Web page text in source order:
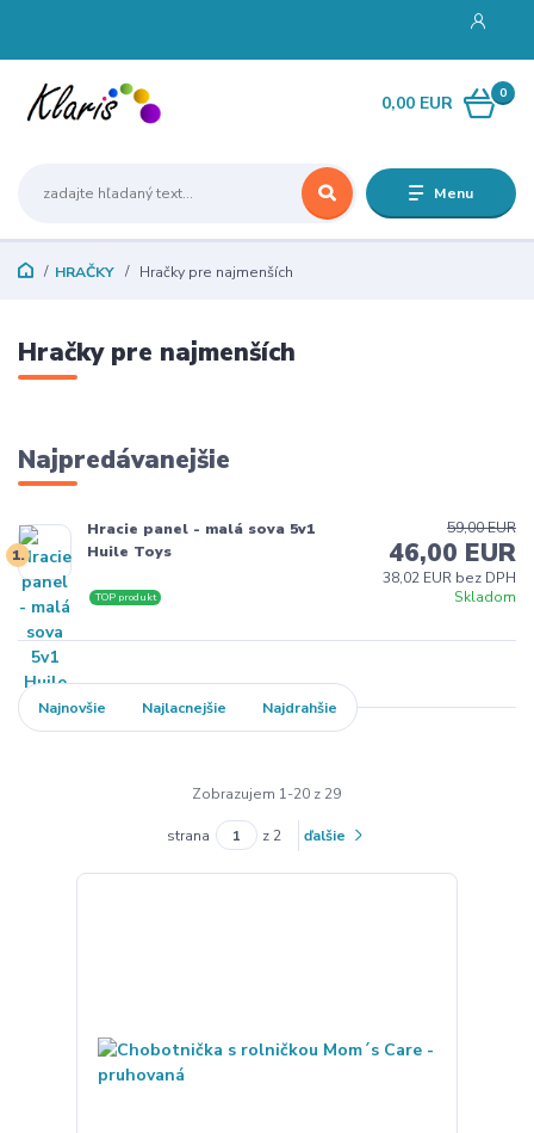
Menu
0
0,00 EUR
HRAČKY Hračky pre najmenších
Hračky pre najmenších
Najpredávanejšie
1.
Hracie panel - malá sova 5v1
Huile Toys
Skladom
TOP produkt
59,00 EUR
46,00 EUR
38,02 EUR bez DPH
Najnovšie Najlacnejšie Najdrahšie
Zobrazujem 1-20 z 29
strana z 2 ďalšie